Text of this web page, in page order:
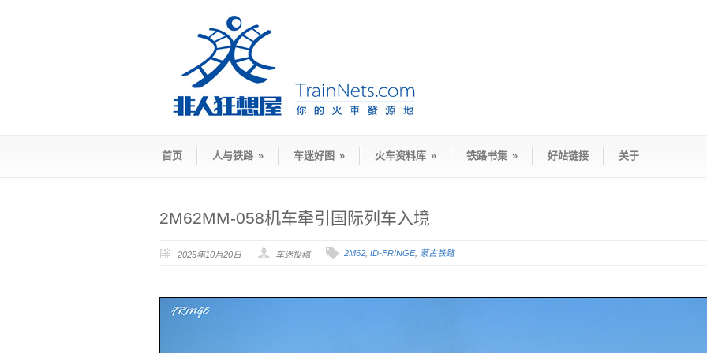
首页 人与铁路 » 车迷好图 » 火车资料库 » 铁路书集 » 好站链接 关于
2M62MM-058机车牵引国际列车入境
2025年10月20日 车迷投稿 2M62 ID-FRINGE, 蒙古铁路